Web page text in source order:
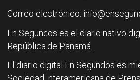
Correo electrónico:
En Segundos es el diario nativo
República de Panamá.
El diario digital En Segundos es
Sociedad Interamericana de